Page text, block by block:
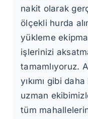
nakit olarak
ölçekli hurda
yükleme
işlerinizi
tamamlıyoruz.
yıkımı gibi
uzman
tüm